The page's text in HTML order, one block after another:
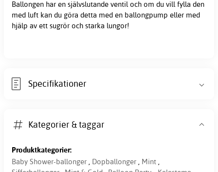
Ballongen har en självslutande ventil och om du vill fylla den
med luft kan du göra detta med en ballongpump eller med
hjälp av ett sugrör och starka lungor!
Specifikationer
Kategorier & taggar
Produktkategorier:
Baby Shower-ballonger , Dopballonger , Mint ,